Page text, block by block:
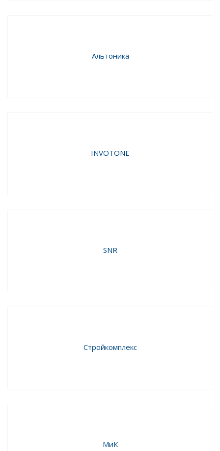
Альтоника
INVOTONE
SNR
Стройкомплекс
МиК